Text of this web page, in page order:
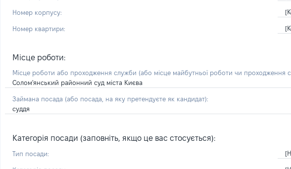
Номер корпусу:
Номер квартири:
Місце роботи:
Місце роботи або проходження служби (або місце майбутньої роботи чи проходження
Солом'янський районний суд міста Києва
Займана посада (або посада, на яку претендуєте як кандидат):
суддя
Категорія посади (заповніть, якщо це вас стосується):
Тип посади: